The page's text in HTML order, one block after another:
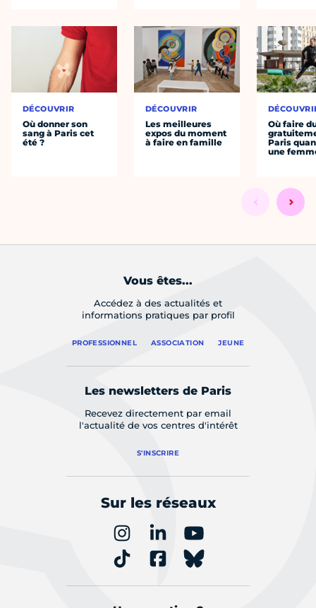
DÉCOUVRIR
Où donner son
sang à Paris cet
été ?
DÉCOUVRIR
Les meilleures
expos du moment
à faire en famille
Où faire
Paris
une
Vous êtes...
Accédez à des actualités et
informations pratiques par profil
PROFESSIONNEL ASSOCIATION JEUNE
Les newsletters de Paris
Recevez directement par email
l'actualité de vos centres d'intérêt
S'INSCRIRE
Sur les réseaux